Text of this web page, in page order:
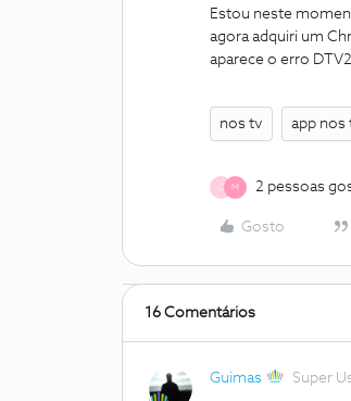
Estou neste
agora adquiri um
aparece o erro
nos tv app nos
C M 2 pessoas
Gosto
16 Comentários
Guimas Super